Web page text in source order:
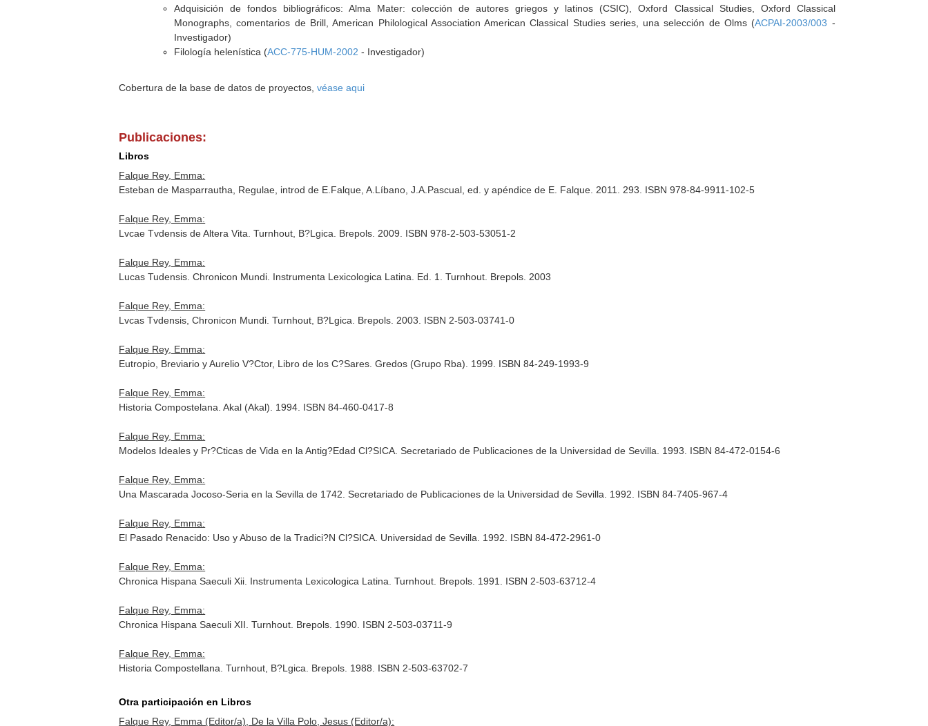
Adquisición de fondos bibliográficos: Alma Mater: colección de autores griegos y latinos (CSIC), Oxford Classical Studies, Oxford Classical
Monographs, comentarios de Brill, American Philological Association American Classical Studies series, una selección de Olms (ACPAI-2003/003 -
Investigador)
Filología helenística (ACC-775-HUM-2002 - Investigador)
Cobertura de la base de datos de proyectos,véase aqui
Publicaciones:
Libros
Falque Rey, Emma:
Esteban de Masparrautha, Regulae, introd de E.Falque, A.Líbano, J.A.Pascual, ed. y apéndice de E. Falque. 2011. 293. ISBN 978-84-9911-102-5
Falque Rey, Emma:
Lvcae Tvdensis de Altera Vita. Turnhout, B?Lgica. Brepols. 2009. ISBN 978-2-503-53051-2
Falque Rey, Emma:
Lucas Tudensis. Chronicon Mundi. Instrumenta Lexicologica Latina. Ed. 1. Turnhout. Brepols. 2003
Falque Rey, Emma:
Lvcas Tvdensis, Chronicon Mundi. Turnhout, B?Lgica. Brepols. 2003. ISBN 2-503-03741-0
Falque Rey, Emma:
Eutropio, Breviario y Aurelio V?Ctor, Libro de los C?Sares. Gredos (Grupo Rba). 1999. ISBN 84-249-1993-9
Falque Rey, Emma:
Historia Compostelana. Akal (Akal). 1994. ISBN 84-460-0417-8
Falque Rey, Emma:
Modelos Ideales y Pr?Cticas de Vida en la Antig?Edad Cl?SICA. Secretariado de Publicaciones de la Universidad de Sevilla. 1993. ISBN 84-472-0154-6
Falque Rey, Emma:
Una Mascarada Jocoso-Seria en la Sevilla de 1742. Secretariado de Publicaciones de la Universidad de Sevilla. 1992. ISBN 84-7405-967-4
Falque Rey, Emma:
El Pasado Renacido: Uso y Abuso de la Tradici?N Cl?SICA. Universidad de Sevilla. 1992. ISBN 84-472-2961-0
Falque Rey, Emma:
Chronica Hispana Saeculi Xii. Instrumenta Lexicologica Latina. Turnhout. Brepols. 1991. ISBN 2-503-63712-4
Falque Rey, Emma:
Chronica Hispana Saeculi XII. Turnhout. Brepols. 1990. ISBN 2-503-03711-9
Falque Rey, Emma:
Historia Compostellana. Turnhout, B?Lgica. Brepols. 1988. ISBN 2-503-63702-7
Otra participación en Libros
Falque Rey, Emma (Editor/a), De la Villa Polo, Jesus (Editor/a):